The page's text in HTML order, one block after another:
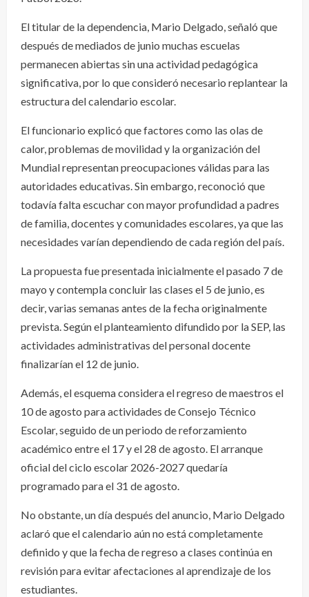
El titular de la dependencia, Mario Delgado, señaló que
después de mediados de junio muchas escuelas
permanecen abiertas sin una actividad pedagógica
significativa, por lo que consideró necesario replantear la
estructura del calendario escolar.
El funcionario explicó que factores como las olas de
calor, problemas de movilidad y la organización del
Mundial representan preocupaciones válidas para las
autoridades educativas. Sin embargo, reconoció que
todavía falta escuchar con mayor profundidad a padres
de familia, docentes y comunidades escolares, ya que las
necesidades varían dependiendo de cada región del país.
La propuesta fue presentada inicialmente el pasado 7 de
mayo y contempla concluir las clases el 5 de junio, es
decir, varias semanas antes de la fecha originalmente
prevista. Según el planteamiento difundido por la SEP, las
actividades administrativas del personal docente
finalizarían el 12 de junio.
Además, el esquema considera el regreso de maestros el
10 de agosto para actividades de Consejo Técnico
Escolar, seguido de un periodo de reforzamiento
académico entre el 17 y el 28 de agosto. El arranque
oficial del ciclo escolar 2026-2027 quedaría
programado para el 31 de agosto.
No obstante, un día después del anuncio, Mario Delgado
aclaró que el calendario aún no está completamente
definido y que la fecha de regreso a clases continúa en
revisión para evitar afectaciones al aprendizaje de los
estudiantes.